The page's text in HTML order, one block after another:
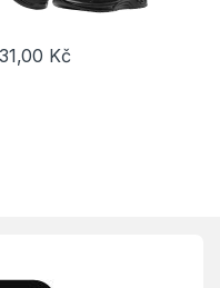
lze vybrat na stránce
Kč
produkt má více